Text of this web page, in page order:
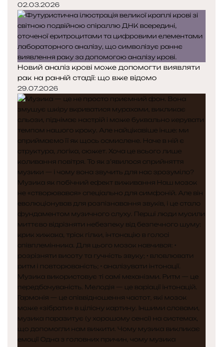
02.03.2026
Новий аналіз крові може допомогти виявляти
рак на ранній стадії: що вже відомо
29.07.2026